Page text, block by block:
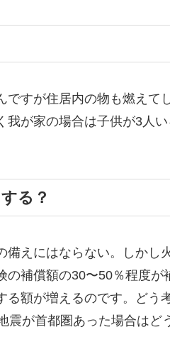
ですが住居内の物も燃えて
我が家の場合は子供が3人
る？
備えにはならない。しかし
の補償額の30〜50％程度
る額が増えるのです。どう
震が首都圏あった場合はど